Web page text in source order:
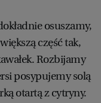
osuszamy,
część tak,
Rozbijamy
posypujemy solą
otartą z cytryny.